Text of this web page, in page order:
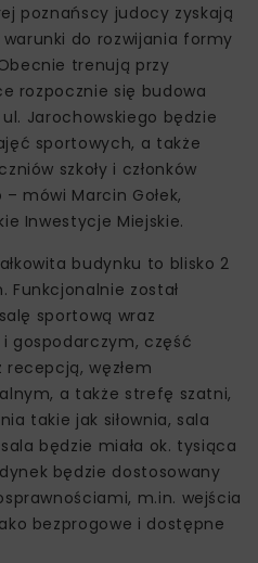
poznańscy judocy zyskają
do rozwijania formy
trenują przy
rozpocznie się budowa
Jarochowskiego będzie
sportowych, a także
szkoły i członków
mówi Marcin Gołek,
Inwestycje Miejskie.
budynku to blisko 2
został
sportową wraz
gospodarczym, część
węzłem
a także strefę szatni,
takie jak siłownia, sala
będzie miała ok. tysiąca
będzie dostosowany
m.in. wejścia
bezprogowe i dostępne